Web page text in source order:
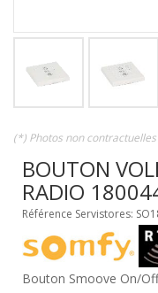
(*) Photos non contractuelles
BOUTON
RADIO
Référence Servistores:
Bouton Smoove On/